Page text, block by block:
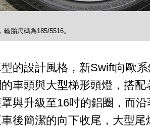
胎尺碼為185/5516。
的設計風格，新Swift向歐
車頭與大型梯形頭燈，搭
與升級至16吋的鋁圈，而
後簡潔的向下收尾，大型